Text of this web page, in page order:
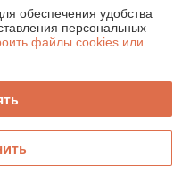
обеспечения удобства
персональных
файлы cookies или